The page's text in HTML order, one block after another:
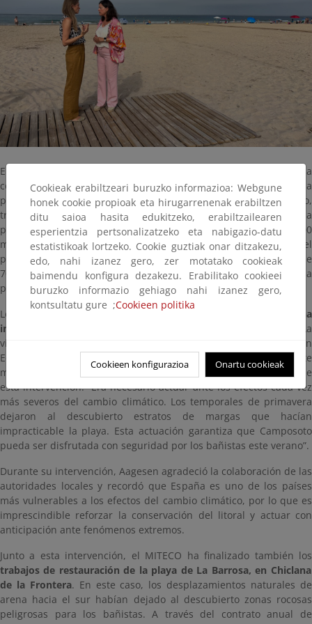
El Ministerio para la Transición Ecológica y el Reto Demográfico ha
concluido las obras de emergencia para la restauración de la
playa de Camposoto, en el municipio gaditano de San Fernando,
tras los graves daños provocados por los temporales de la pasada
primavera. La actuación ha consistido en el aporte de 80.000
metros cúbicos de arena, procedente del dragado del entorno del
puerto de Conil de la Frontera, y ha requerido la instalación de
700 metros de tubería de gran capacidad, así como maquinaria
pesada para su redistribución.
Los trabajos se desarrollaron entre
el 2 y el 26 de junio, con una
inversión total de 1.210.000 euros, IVA incluido.
La
vicepresidenta tercera del Gobierno y ministra para la Transición
Ecológica y el Reto Demográfico, Sara Aagesen, visitó este
miércoles la playa restaurada y subrayó el sentido de urgencia de
esta intervención: “Era necesario actuar ante los efectos cada vez
más severos del cambio climático. Los temporales de primavera
dejaron al descubierto estratos de margas que hacían
impracticable la playa. Esta actuación garantiza que Camposoto
pueda ser disfrutada con seguridad por los bañistas este verano”.
Durante su intervención, Aagesen agradeció la colaboración de las
autoridades locales y recordó que España es uno de los países
más vulnerables a los efectos del cambio climático, por lo que es
imprescindible reforzar la conservación del litoral y actuar con
anticipación ante fenómenos extremos.
Junto a esta intervención, el MITECO ha finalizado también los
trabajos de restauración de la playa de La Barrosa, en Chiclana
de la Frontera. En este caso, los desplazamientos naturales de
arena hacia el sur habían dejado al descubierto zonas rocosas
peligrosas para los bañistas. A través del contrato anual de
Cookieak erabiltzeari buruzko informazioa: Webgune
honek cookie propioak eta hirugarrenenak erabiltzen
ditu saioa hasita edukitzeko, erabiltzailearen
esperientzia pertsonalizatzeko eta nabigazio-datu
estatistikoak lortzeko. Cookie guztiak onar ditzakezu,
edo, nahi izanez gero, zer motatako cookieak
baimendu konfigura dezakezu. Erabilitako cookieei
buruzko informazio gehiago nahi izanez gero,
kontsultatu gure ;Cookieen politika
Cookieen konfigurazioa Onartu cookieak